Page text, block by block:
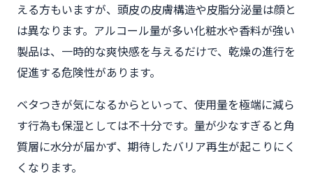
える方もいますが、頭皮の皮膚構造や皮脂分泌量は顔と
は異なります。アルコール量が多い化粧水や香料が強い
製品は、一時的な爽快感を与えるだけで、乾燥の進行を
促進する危険性があります。
ベタつきが気になるからといって、使用量を極端に減ら
す行為も保湿としては不十分です。量が少なすぎると角
質層に水分が届かず、期待したバリア再生が起こりにく
くなります。